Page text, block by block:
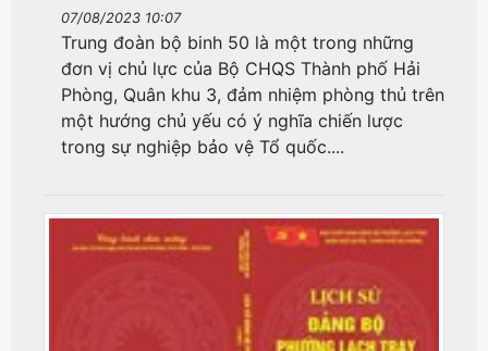
07/08/2023 10:07
Trung đoàn bộ binh 50 là một trong những
đơn vị chủ lực của Bộ CHQS Thành phố Hải
Phòng, Quân khu 3, đảm nhiệm phòng thủ trên
một hướng chủ yếu có ý nghĩa chiến lược
trong sự nghiệp bảo vệ Tổ quốc....